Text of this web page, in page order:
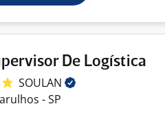
De Logística
SOULAN
- SP